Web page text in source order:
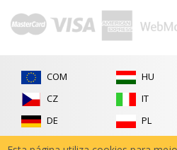
COM
CZ
DE
HU
IT
PL